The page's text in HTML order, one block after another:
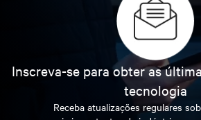
Inscreva-se para obter as
tecnologia
Receba atualizações regulares